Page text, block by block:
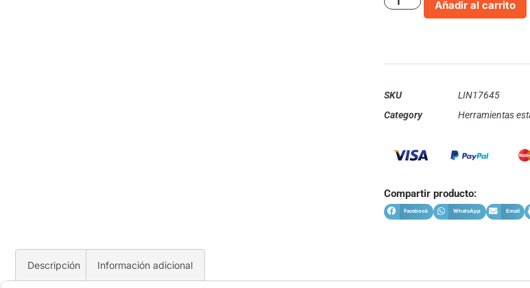
Añadir al carrito
SKU
LIN17645
Category
Herramientas
Compartir producto:
Facebook WhatsApp Email
Descripción Información adicional